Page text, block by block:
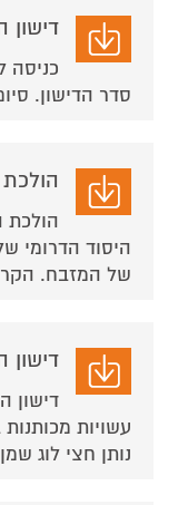
דישון
כניסה
סדר הדישון.
הולכת
היסוד הדרומי
של המזבח.
דישון
עשויות
נותן חצי לוג